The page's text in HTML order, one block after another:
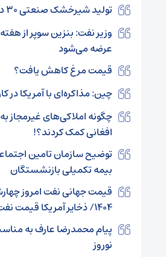
تولید شیرخشک صنعتی ۳۰ درصد افزایش یافت
وزیر نفت: بنزین سوپر از
عرضه می‌شود
قیمت مرغ کاهش یافت؟
چین: مذاکره‌ای با آمریکا در
چگونه املاکی‌های غیرمجاز
افغانی کمک کردند؟!
توضیح سازمان تامین
بیمه تکمیلی بازنشستگان
۱۴۰۴/ ذخایر آمریکا قیمت نفت را کاهشی کرد
پیام محمدرضا عارف به
نوروز